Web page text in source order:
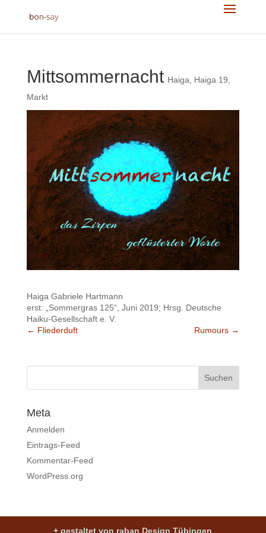
Mittsommernacht Haiga Haiga 19
Markt
Haiga Gabriele Hartmann
erst: „Sommergras 125“, Juni 2019; Hrsg. Deutsche
Haiku-Gesellschaft e. V.
← Fliederduft Rumours →
Meta
Anmelden
Eintrags-Feed
Kommentar-Feed
WordPress.org
+ gestaltet von raban Design Tübingen